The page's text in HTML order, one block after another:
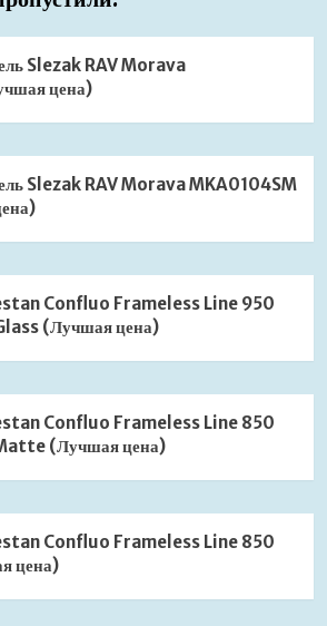
Slezak RAV Morava
цена)
Slezak RAV Morava MKA0104SM
Confluo Frameless Line 950
(Лучшая цена)
Confluo Frameless Line 850
(Лучшая цена)
Confluo Frameless Line 850
цена)